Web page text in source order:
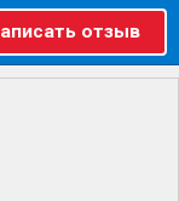
отзыв